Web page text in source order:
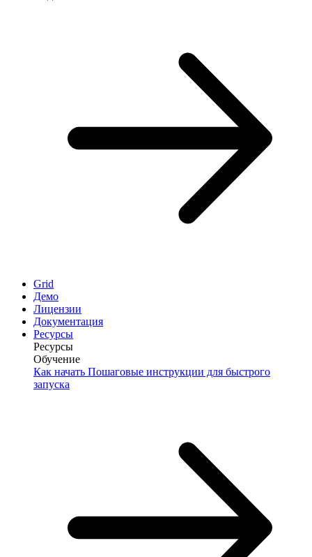
Grid
Демо
Лицензии
Документация
Ресурсы
Ресурсы
Обучение
Как начать Пошаговые инструкции для быстрого
запуска